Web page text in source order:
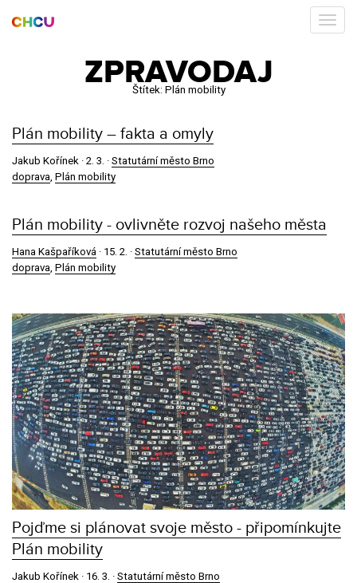
ZPRAVODAJ
Štítek: Plán mobility
Plán mobility – fakta a omyly
Jakub Kořínek · 2. 3. · Statutární město Brno
doprava, Plán mobility
Plán mobility - ovlivněte rozvoj našeho města
Hana Kašpaříková · 15. 2. · Statutární město Brno
doprava Plán mobility
Pojďme si plánovat svoje město - připomínkujte
Plán mobility
Jakub Kořínek · 16. 3. · Statutární město Brno